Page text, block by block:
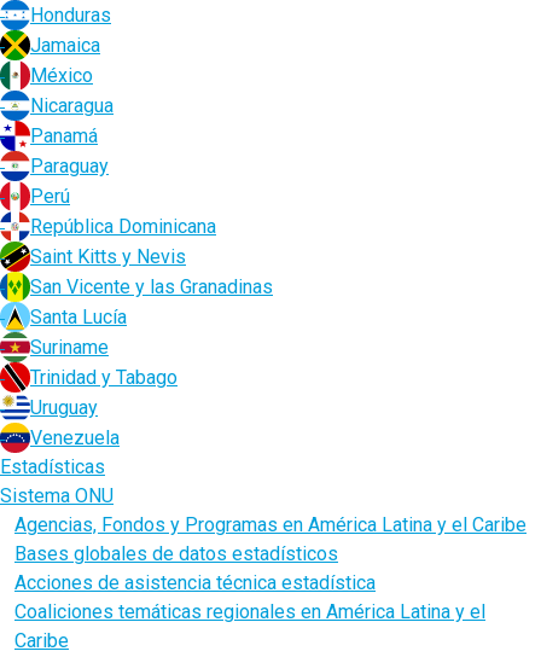
Honduras
Jamaica
México
Nicaragua
Panamá
Paraguay
Perú
República Dominicana
Saint Kitts y Nevis
San Vicente y las Granadinas
Santa Lucía
Suriname
Trinidad y Tabago
Uruguay
Venezuela
Estadísticas
Sistema ONU
Agencias, Fondos y Programas en América Latina y el Caribe
Bases globales de datos estadísticos
Acciones de asistencia técnica estadística
Coaliciones temáticas regionales en América Latina y el
Caribe